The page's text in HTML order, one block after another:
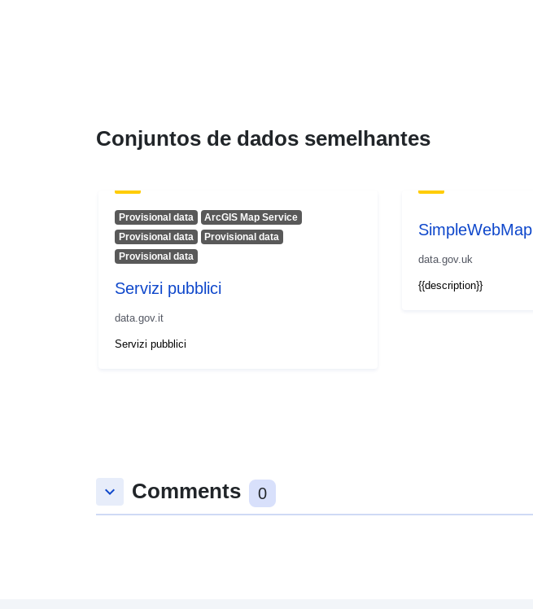
Conjuntos de dados semelhantes
Provisional data
ArcGIS Map Service
Provisional data
Provisional data
Provisional data
Servizi pubblici
data.gov.it
Servizi pubblici
SimpleWebMap
data.gov.uk
{{description}}
keyboard_arrow_down Comments 0